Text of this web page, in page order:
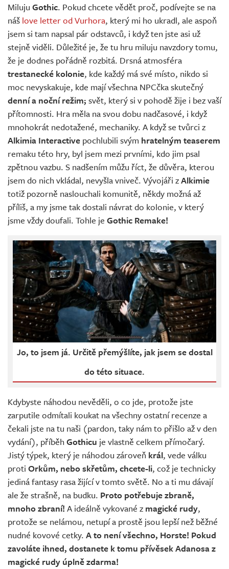
Miluju Gothic. Pokud chcete vědět proč, podívejte se na
náš love letter od Vurhora, který mi ho ukradl, ale aspoň
jsem si tam napsal pár odstavců, i když ten jste asi už
stejně viděli. Důležité je, že tu hru miluju navzdory tomu,
že je dodnes pořádně rozbitá. Drsná atmosféra
trestanecké kolonie, kde každý má své místo, nikdo si
moc nevyskakuje, kde mají všechna NPCčka skutečný
denní a noční režim; svět, který si v pohodě žije i bez vaší
přítomnosti. Hra měla na svou dobu nadčasové, i když
mnohokrát nedotažené, mechaniky. A když se tvůrci z
Alkimia Interactive pochlubili svým hratelným teaserem
remaku této hry, byl jsem mezi prvními, kdo jim psal
zpětnou vazbu. S nadšením můžu říct, že důvěra, kterou
jsem do nich vkládal, nevyšla vniveč. Vývojáři zAlkimie
totiž pozorně naslouchali komunitě, někdy možná až
příliš, a my jsme tak dostali návrat do kolonie, v který
jsme vždy doufali. Tohle je Gothic Remake!
Jo, to jsem já. Určitě přemýšlíte, jak jsem se dostal
do této situace.
Kdybyste náhodou nevěděli, o co jde, protože jste
zarputile odmítali koukat na všechny ostatní recenze a
čekali jste na tu naši (pardon, taky nám to přišlo až v den
vydání), příběh Gothicu je vlastně celkem přímočarý.
Jistý týpek, který je náhodou zároveň král, vede válku
proti Orkům, nebo skřetům, chcete-li, což je technicky
jediná fantasy rasa žijící v tomto světě. No a ti mu dávají
ale že strašně, na budku. Proto potřebuje zbraně,
mnoho zbraní! A ideálně vykované z magické rudy,
protože se nelámou, netupí a prostě jsou lepší než běžné
nudné kovové cetky. A to není všechno, Horste! Pokud
zavoláte ihned, dostanete k tomu přívěsek Adanosa z
magické rudy úplně zdarma!